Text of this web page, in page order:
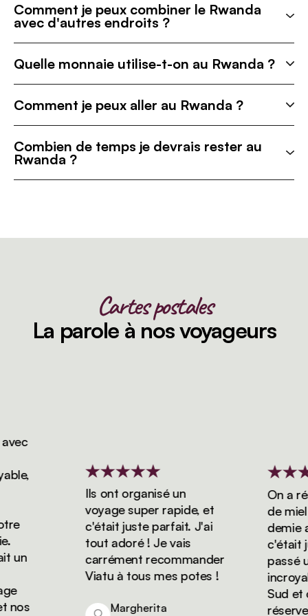
Comment je peux combiner le Rwanda
avec d'autres endroits ?
Quelle monnaie utilise-t-on au Rwanda ?
Comment je peux aller au Rwanda ?
Combien de temps je devrais rester au
Rwanda ?
Cartes postales
La parole à nos voyageurs
Ils ont organisé un
voyage super rapide, et
c'était juste parfait. J'ai
tout adoré ! Je vais
carrément recommander
Viatu à tous mes potes !
Margherita
On a
de miel
demie
c'était
passé
Sud et
réserver